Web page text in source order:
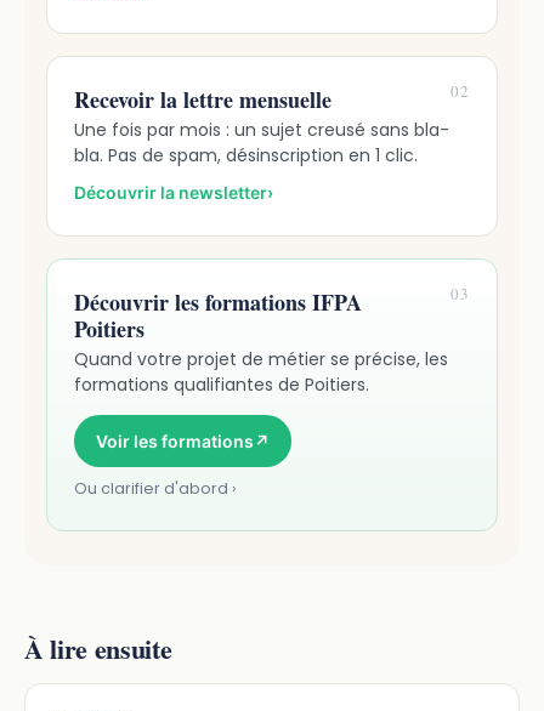
02
Recevoir la lettre mensuelle
Une fois par mois : un sujet creusé sans bla-
bla. Pas de spam, désinscription en 1 clic.
Découvrir la newsletter›
03
Découvrir les formations IFPA
Poitiers
Quand votre projet de métier se précise, les
formations qualifiantes de Poitiers.
Voir les formations ↗
Ou clarifier d'abord ›
À lire ensuite